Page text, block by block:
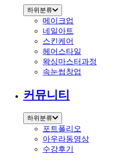
하위분류
메이크업
네일아트
스킨케어
헤어스타일
왁싱마스터과정
속눈썹창업
커뮤니티
하위분류
포트폴리오
아우라동영상
수강후기